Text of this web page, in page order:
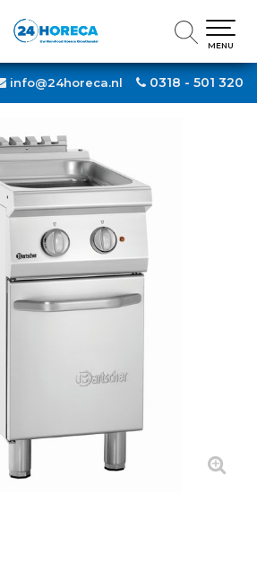
0318 - 501 320
info@24horeca.nl
MENU
MENU